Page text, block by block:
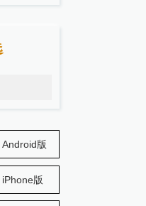
Android版
iPhone版